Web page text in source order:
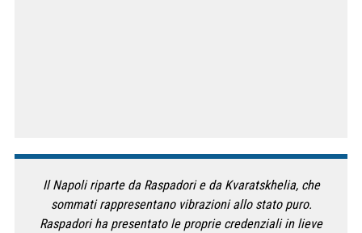
Il Napoli riparte da Raspadori e da Kvaratskhelia, che
sommati rappresentano vibrazioni allo stato puro.
Raspadori ha presentato le proprie credenziali in lieve